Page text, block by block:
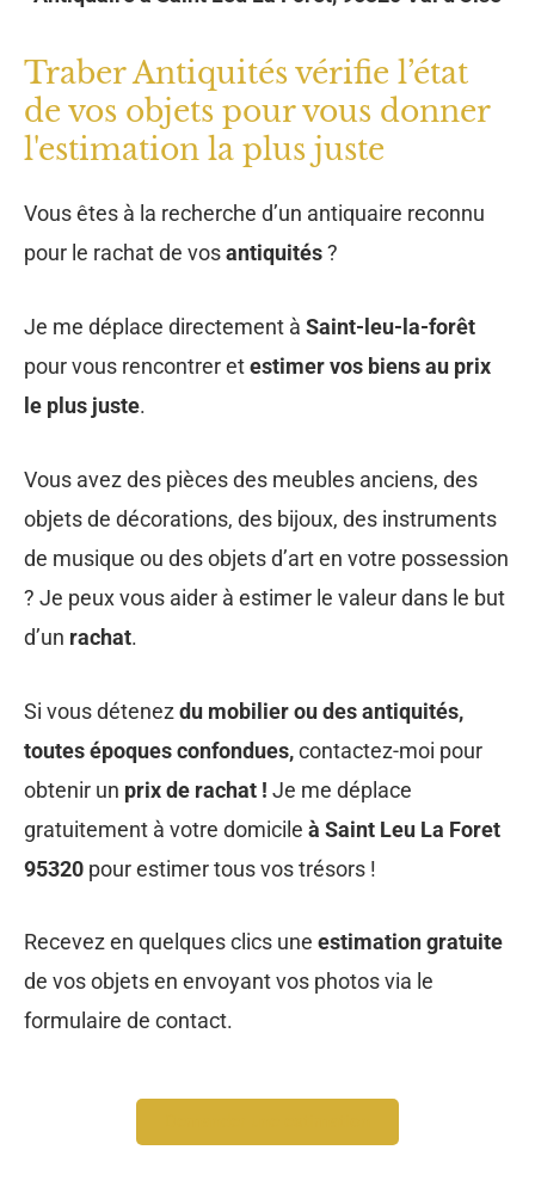
Je me déplace directement à
Saint-leu-la-forêt
pour vous rencontrer et
estimer vos biens au prix
le plus juste .
Vous avez des pièces des meubles anciens, des
objets de décorations, des bijoux, des instruments
? Je peux vous aider à estimer le valeur dans le but
d’unrachat.
toutes époques confondues,contactez-moi pour
obtenir unprix de rachat !Je me déplace
gratuitement à votre domicileà Saint Leu La Foret
95320pour estimer tous vos trésors !
de vos objets en envoyant vos photos via le
formulaire de contact.
Demander une estimation
DÉCOUVREZ TOUS LES
LA-FORET 95320, VAL
D'OISE